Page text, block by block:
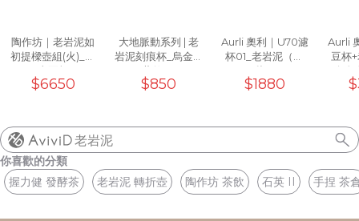
陶作坊｜老岩泥如
初提樑壺組(火)_一
壺兩杯
$6650
大地脈動系列 | 老
岩泥刻痕杯_烏金黑
(工藝款)10oz
$850
Aurli 奧利｜U70濾
杯01_老岩泥（上
釉）
$1880
Aurli
豆杯
+白
濾杯
老岩泥
你喜歡的分類
握力健 發酵茶
老岩泥 轉折壺 陶作坊 茶飲 石英 II 手捏 茶